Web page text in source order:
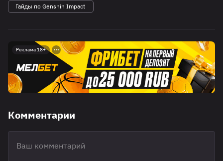
Гайды по Genshin Impact
Реклама 18+
Комментарии